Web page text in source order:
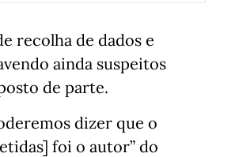
recolha de dados e
ainda suspeitos
de parte.
dizer que o
foi o autor” do